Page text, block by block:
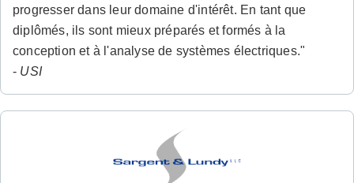
progresser dans leur domaine d'intérêt. En tant que
diplômés, ils sont mieux préparés et formés à la
conception et à l'analyse de systèmes électriques."
- USI